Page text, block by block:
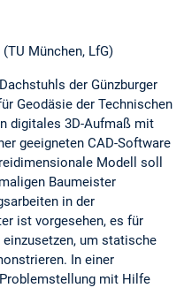
München, LfG)
der Günzburger
Geodäsie der Technischen
digitales 3D-Aufmaß mit
geeigneten CAD-Software
Modell soll
Baumeister
in der
ist vorgesehen, es für
um statische
In einer
mit Hilfe